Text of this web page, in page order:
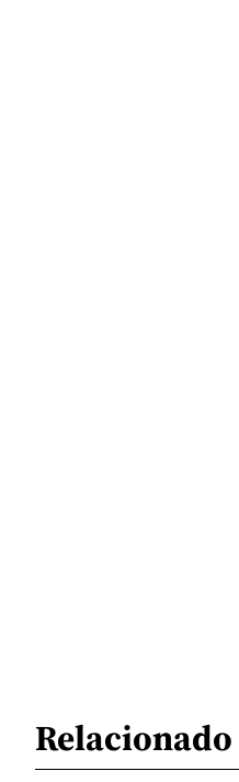
Relacionado